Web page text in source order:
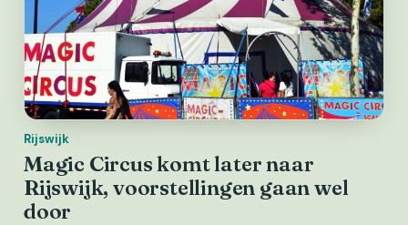
Rijswijk
Magic Circus komt later naar
Rijswijk, voorstellingen gaan wel
door